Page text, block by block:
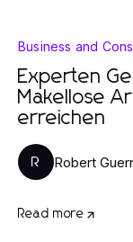
Business and
Experten
Makellose
erreichen
R Robert
Read more